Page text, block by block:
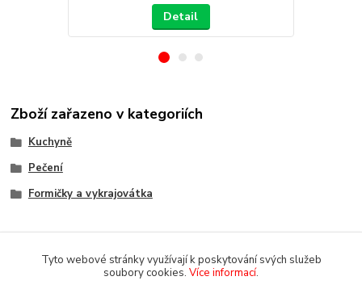
Detail
Zboží zařazeno v kategoriích
Kuchyně
Pečení
Formičky a vykrajovátka
Tyto webové stránky využívají k poskytování svých služeb
soubory cookies. Více informací.